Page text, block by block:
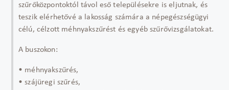
szűrőközpontoktól távol eső településekre is eljutnak, és
teszik elérhetővé a lakosság számára a népegészségügyi
célú, célzott méhnyakszűrést és egyéb szűrővizsgálatokat.
A buszokon:
• méhnyakszűrés,
• szájüregi szűrés,